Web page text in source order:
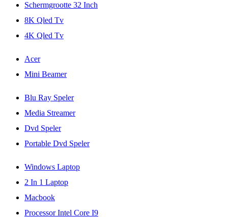
Schermgrootte 32 Inch
8K Qled Tv
4K Qled Tv
Acer
Mini Beamer
Blu Ray Speler
Media Streamer
Dvd Speler
Portable Dvd Speler
Windows Laptop
2 In 1 Laptop
Macbook
Processor Intel Core I9